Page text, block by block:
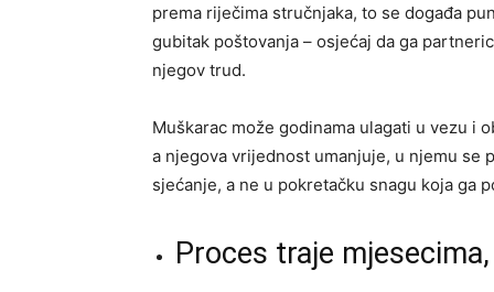
prema riječima stručnjaka, to se događa
gubitak poštovanja – osjećaj da ga
njegov trud.
Muškarac može godinama ulagati u vezu i
a njegova vrijednost umanjuje, u njemu se
sjećanje, a ne u pokretačku snagu koja ga
Proces traje